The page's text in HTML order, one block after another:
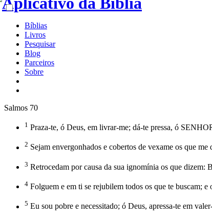
Bíblias
Livros
Pesquisar
Blog
Parceiros
Sobre
Salmos 70
1 Praza-te, ó Deus, em livrar-me; dá-te pressa, ó
2 Sejam envergonhados e cobertos de vexame os que
3 Retrocedam por causa da sua ignomínia os que dizem:
4 Folguem e em ti se rejubilem todos os que te buscam;
5 Eu sou pobre e necessitado; ó Deus, apressa-te em